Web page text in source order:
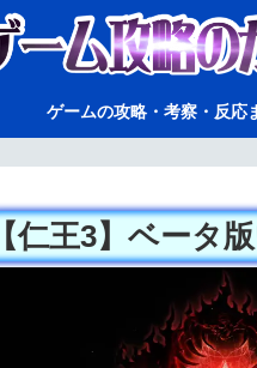
ゲームの攻略・考察・反応
【仁王3】ベータ